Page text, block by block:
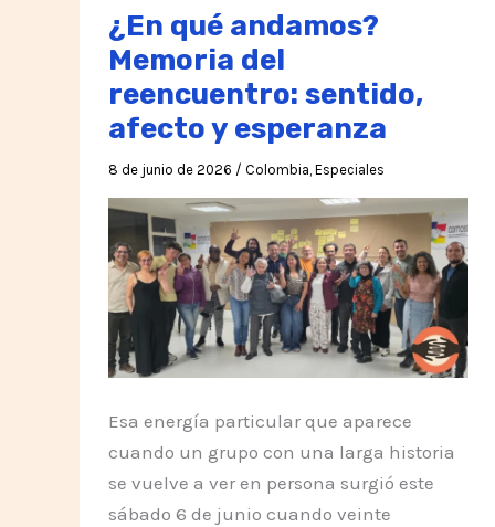
¿En qué andamos?
Memoria del
reencuentro: sentido,
afecto y esperanza
8 de junio de 2026 / Colombia, Especiales
Esa energía particular que aparece
cuando un grupo con una larga historia
se vuelve a ver en persona surgió este
sábado 6 de junio cuando veinte